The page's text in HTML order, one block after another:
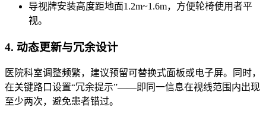
导视牌安装高度距地面1.2m~1.6m，方便轮椅使用者平
视。
4. 动态更新与冗余设计
医院科室调整频繁，建议预留可替换式面板或电子屏。同时，
在关键路口设置“冗余提示”——即同一信息在视线范围内出现
至少两次，避免患者错过。